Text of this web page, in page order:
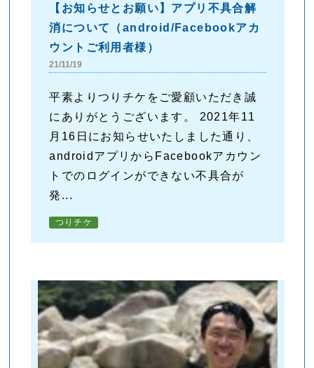
【お知らせとお願い】アプリ不具合解
消について（android/Facebookアカ
ウントご利用者様）
21/11/19
平素よりつりチケをご愛顧いただき誠
にありがとうございます。 2021年11
月16日にお知らせいたしました通り、
androidアプリからFacebookアカウン
トでのログインができない不具合が
発...
つりチケ